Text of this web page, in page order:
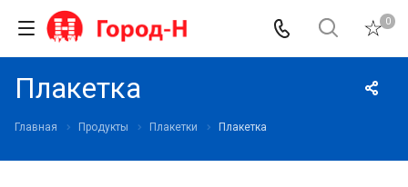
0
Плакетка
Главная Продукты Плакетки Плакетка